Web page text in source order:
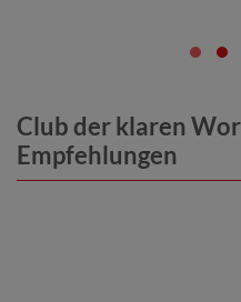
Club der klaren
Empfehlungen